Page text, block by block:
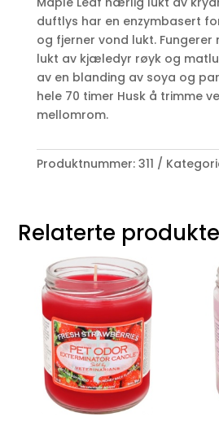
duftlys har en enzymbasert
og fjerner vond lukt.
lukt av kjæledyr røyk og
av en blanding av soya og
hele 70 timer Husk å trimme
mellomrom.
Produktnummer: 311
Relaterte